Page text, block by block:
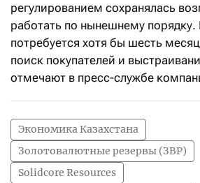
регулированием сохранялась
работать по нынешнему порядку.
потребуется хотя бы шесть
поиск покупателей и
отмечают в пресс-службе
Экономика Казахстана
Золотовалютные резервы (ЗВР)
Solidcore Resources